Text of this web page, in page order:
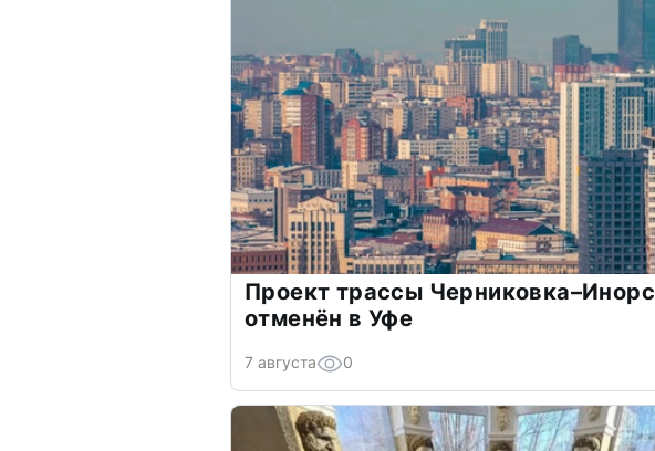
Проект трассы Черниковка–Инорс
отменён в Уфе
7 августа 0